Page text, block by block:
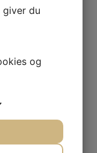
giver du
og